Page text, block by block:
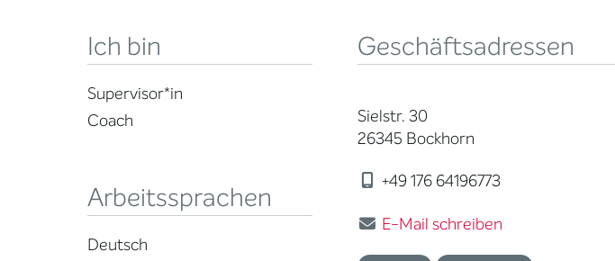
Ich bin
Supervisor*in
Coach
Arbeitssprachen
Deutsch
Geschäftsadressen
Sielstr. 30
26345 Bockhorn
+49 176 64196773
E-Mail schreiben